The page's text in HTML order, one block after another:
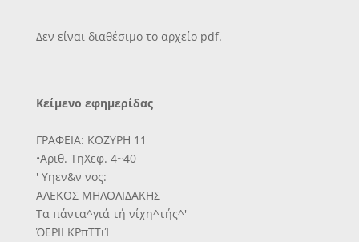
Δεν είναι διαθέσιμο το αρχείο pdf.
Κείμενο εφημερίδας
ΓΡΑΦΕΙΑ: ΚΟΖΥΡΗ 11
•Αριθ. ΤηΧεφ. 4~40
' Υηεν&ν νος:
ΑΛΕΚΟΣ ΜΗΛΟΛΙΔΑΚΗΣ
Τα πάντα^γιά τή νίχη^τής^'
ΌΕΡΙΙ ΚΡπΤΤιΊ